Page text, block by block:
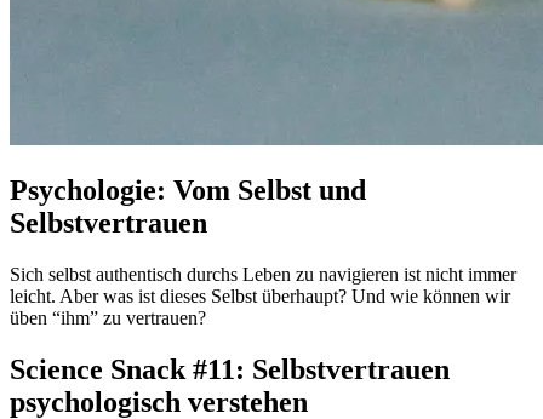
Psychologie: Vom Selbst und
Selbstvertrauen
Sich selbst authentisch durchs Leben zu navigieren ist nicht immer
leicht. Aber was ist dieses Selbst überhaupt? Und wie können wir
üben “ihm” zu vertrauen?
Science Snack #11: Selbstvertrauen
psychologisch verstehen